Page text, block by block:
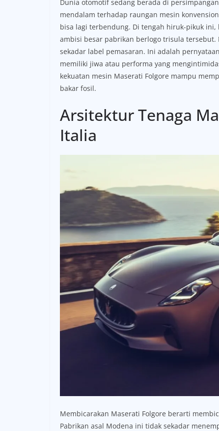
Dunia otomotif sedang berada di
mendalam terhadap raungan mesin
bisa lagi terbendung. Di tengah hiruk-pikuk ini,
ambisi besar pabrikan berlogo trisula
sekadar label pemasaran. Ini adalah
memiliki jiwa atau performa yang
kekuatan mesin Maserati Folgore mampu
bakar fosil.
Arsitektur Tenaga
Italia
Membicarakan Maserati Folgore berarti
Pabrikan asal Modena ini tidak sekadar